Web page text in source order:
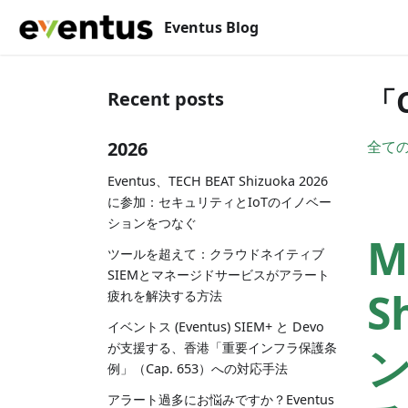
Eventus Blog
Recent posts
2026
Eventus、TECH BEAT Shizuoka 2026
に参加：セキュリティとIoTのイノベー
ションをつなぐ
ツールを超えて：クラウドネイティブ
SIEMとマネージドサービスがアラート
疲れを解決する方法
イベントス (Eventus) SIEM+ と Devo
が支援する、香港「重要インフラ保護条
例」（Cap. 653）への対応手法
アラート過多にお悩みですか？Eventus
全て